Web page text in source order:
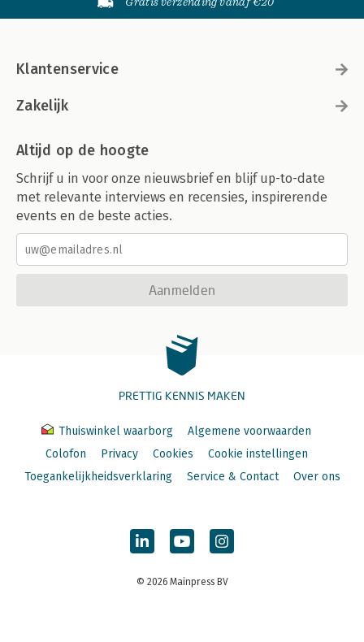
Klantenservice
Zakelijk
Altijd op de hoogte
Schrijf u in voor onze nieuwsbrief en blijf up-to-date
met relevante interviews en recensies, inspirerende
events en de beste acties.
Aanmelden
PRETTIG KENNIS MAKEN
Thuiswinkel waarborg
Algemene voorwaarden
Colofon
Privacy Cookies
Cookie instellingen
Toegankelijkheidsverklaring
Service & Contact Over ons
© 2026 Mainpress BV